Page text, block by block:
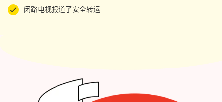
闭路电视报道了安全转运